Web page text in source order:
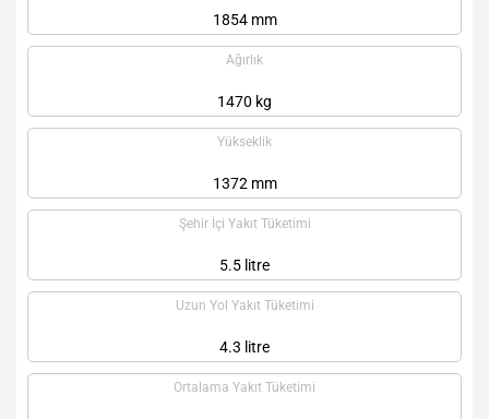
1854 mm
Ağırlık
1470 kg
Yükseklik
1372 mm
Şehir İçi Yakıt Tüketimi
5.5 litre
Uzun Yol Yakıt Tüketimi
4.3 litre
Ortalama Yakıt Tüketimi